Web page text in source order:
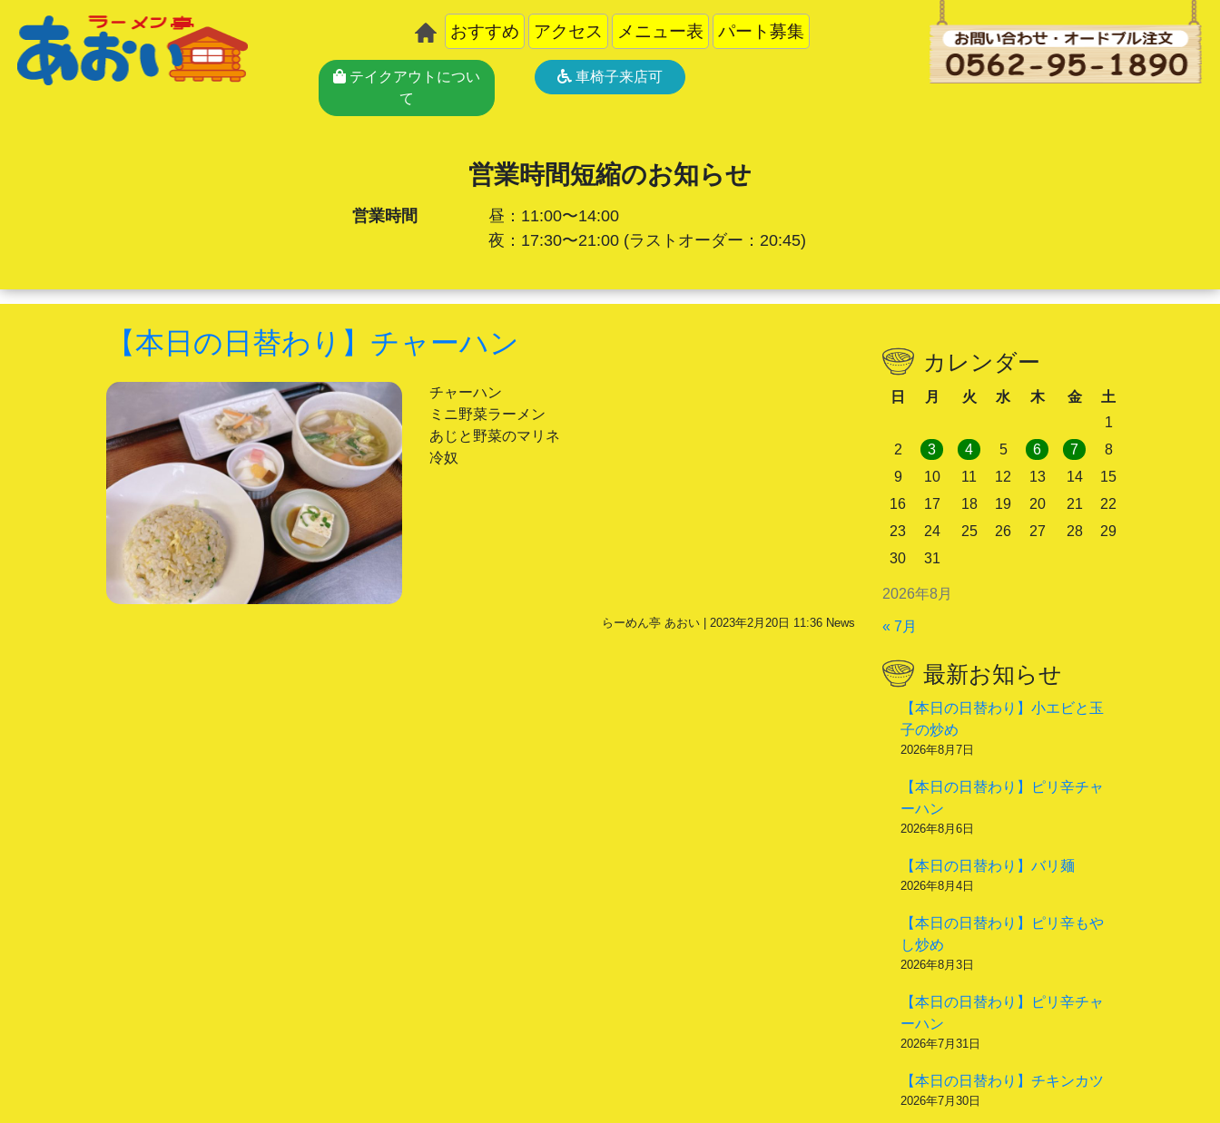
おすすめ アクセス メニュー表 パート募集
テイクアウトについ
て
車椅子来店可
営業時間短縮のお知らせ
営業時間
昼：11:00〜14:00
夜：17:30〜21:00(ラストオーダー：20:45)
【本日の日替わり】チャーハン
チャーハン
ミニ野菜ラーメン
あじと野菜のマリネ
冷奴
らーめん亭 あおい | 2023年2月20日 11:36 News
カレンダー
2026年8月
日 月 火 水 木 金
土
1
2
3 4 5 6 7
8
9
10 11 12 13 14
15
16
17 18 19 20 21
22
23
24 25 26 27 28
29
30
31
« 7月
最新お知らせ
【本日の日替わり】小エビと玉
子の炒め
2026年8月7日
【本日の日替わり】ピリ辛チャ
ーハン
2026年8月6日
【本日の日替わり】バリ麺
2026年8月4日
【本日の日替わり】ピリ辛もや
し炒め
2026年8月3日
【本日の日替わり】ピリ辛チャ
ーハン
2026年7月31日
【本日の日替わり】チキンカツ
2026年7月30日